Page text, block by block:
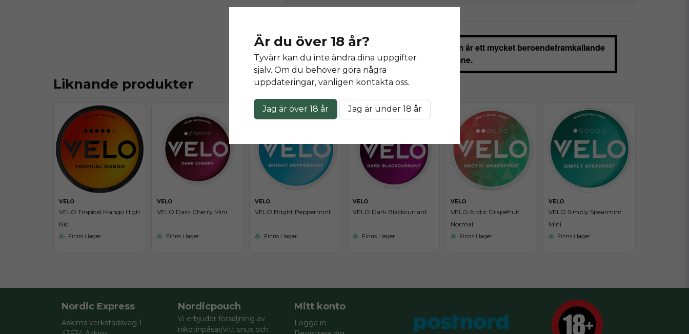
Denna produkt innehåller nikotin som är ett mycket beroendeframkallande
ämne.
Liknande produkter
VELO
VELO Tropical Mango High
Nic
Finns i lager
VELO
VELO Dark Cherry Mini
Finns i lager
VELO
VELO Bright Peppermint
Finns i lager
VELO
VELO Dark Blackcurrant
Finns i lager
VELO
VELO Arctic Grapefruit
Normal
Finns i lager
VELO
VELO Simply Spearmint
Mini
Finns i lager
Är du över 18 år?
Tyvärr kan du inte ändra dina uppgifter
själv. Om du behöver göra några
uppdateringar, vänligen kontakta oss.
Jag är över 18 år Jag är under 18 år
Nordic Express
Askims verkstadsväg 1
Nordicpouch
Vi erbjuder försäljning av
nikotinpåsar/vitt snus och
Mitt konto
Logga in